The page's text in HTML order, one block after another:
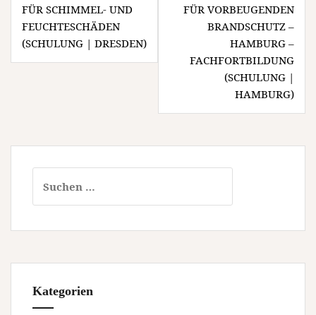
FÜR SCHIMMEL- UND
FEUCHTESCHÄDEN
(SCHULUNG | DRESDEN)
FÜR VORBEUGENDEN
BRANDSCHUTZ –
HAMBURG –
FACHFORTBILDUNG
(SCHULUNG |
HAMBURG)
nach:
Kategorien